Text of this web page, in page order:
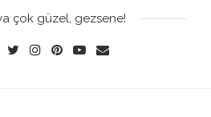
çok güzel, gezsene!